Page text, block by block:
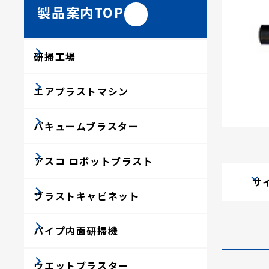
サ
製品案内TOP
研掃工場
エアブラストマシン
バキュームブラスター
アスコ ロボットブラスト
ブラストキャビネット
パイプ内面研掃機
ウエットブラスター